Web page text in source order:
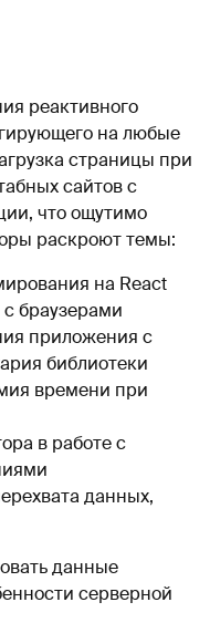
реактивного
на любые
страницы при
сайтов с
что ощутимо
раскроют темы:
на React
браузерами
приложения с
библиотеки
времени при
в работе с
данных,
данные
серверной